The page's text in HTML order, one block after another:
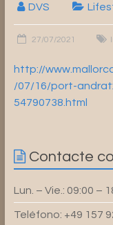
DVS
27/07/2021
http://
/07/16/port-
54790738.html
Contacte
Lun. – Vie.: 09:00 –
Teléfono: +49 157